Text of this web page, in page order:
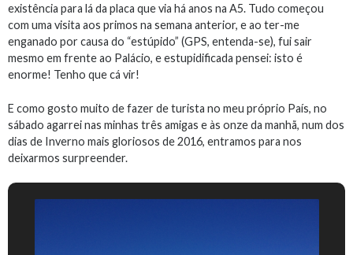
existência para lá da placa que via há anos na A5. Tudo começou
com uma visita aos primos na semana anterior, e ao ter-me
enganado por causa do “estúpido” (GPS, entenda-se), fui sair
mesmo em frente ao Palácio, e estupidificada pensei: isto é
enorme! Tenho que cá vir!
E como gosto muito de fazer de turista no meu próprio País, no
sábado agarrei nas minhas três amigas e às onze da manhã, num dos
dias de Inverno mais gloriosos de 2016, entramos para nos
deixarmos surpreender.